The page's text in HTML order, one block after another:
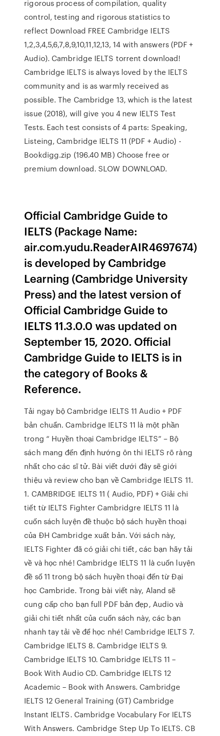
rigorous process of compilation, quality
control, testing and rigorous statistics to
reflect Download FREE Cambridge IELTS
1,2,3,4,5,6,7,8,9,10,11,12,13, 14 with answers (PDF +
Audio). Cambridge IELTS torrent download!
Cambridge IELTS is always loved by the IELTS
community and is as warmly received as
possible. The Cambridge 13, which is the latest
issue (2018), will give you 4 new IELTS Test
Tests. Each test consists of 4 parts: Speaking,
Listeing, Cambridge IELTS 11 (PDF + Audio) -
Bookdigg.zip (196.40 MB) Choose free or
premium download. SLOW DOWNLOAD.
Official Cambridge Guide to
IELTS (Package Name:
air.com.yudu.ReaderAIR4697674)
is developed by Cambridge
Learning (Cambridge University
Press) and the latest version of
Official Cambridge Guide to
IELTS 11.3.0.0 was updated on
September 15, 2020. Official
Cambridge Guide to IELTS is in
the category of Books &
Reference.
Tải ngay bộ Cambridge IELTS 11 Audio + PDF
bản chuẩn. Cambridge IELTS 11 là một phần
trong “ Huyền thoại Cambridge IELTS” – Bộ
sách mang đến định hướng ôn thi IELTS rõ ràng
nhất cho các sĩ tử. Bài viết dưới đây sẽ giới
thiệu và review cho bạn về Cambridge IELTS 11.
1. CAMBRIDGE IELTS 11 ( Audio, PDF) + Giải chi
tiết từ IELTS Fighter Cambridgre IELTS 11 là
cuốn sách luyện đề thuộc bộ sách huyền thoại
của ĐH Cambridge xuất bản. Với sách này,
IELTS Fighter đã có giải chi tiết, các bạn hãy tải
về và học nhé! Cambridge IELTS 11 là cuốn luyện
đề số 11 trong bộ sách huyền thoại đến từ Đại
học Cambride. Trong bài viết này, Aland sẽ
cung cấp cho bạn full PDF bản đẹp, Audio và
giải chi tiết nhất của cuốn sách này, các bạn
nhanh tay tải về để học nhé! Cambridge IELTS 7.
Cambridge IELTS 8. Cambridge IELTS 9.
Cambridge IELTS 10. Cambridge IELTS 11 –
Book With Audio CD. Cambridge IELTS 12
Academic – Book with Answers. Cambridge
IELTS 12 General Training (GT) Cambridge
Instant IELTS. Cambridge Vocabulary For IELTS
With Answers. Cambridge Step Up To IELTS. CB